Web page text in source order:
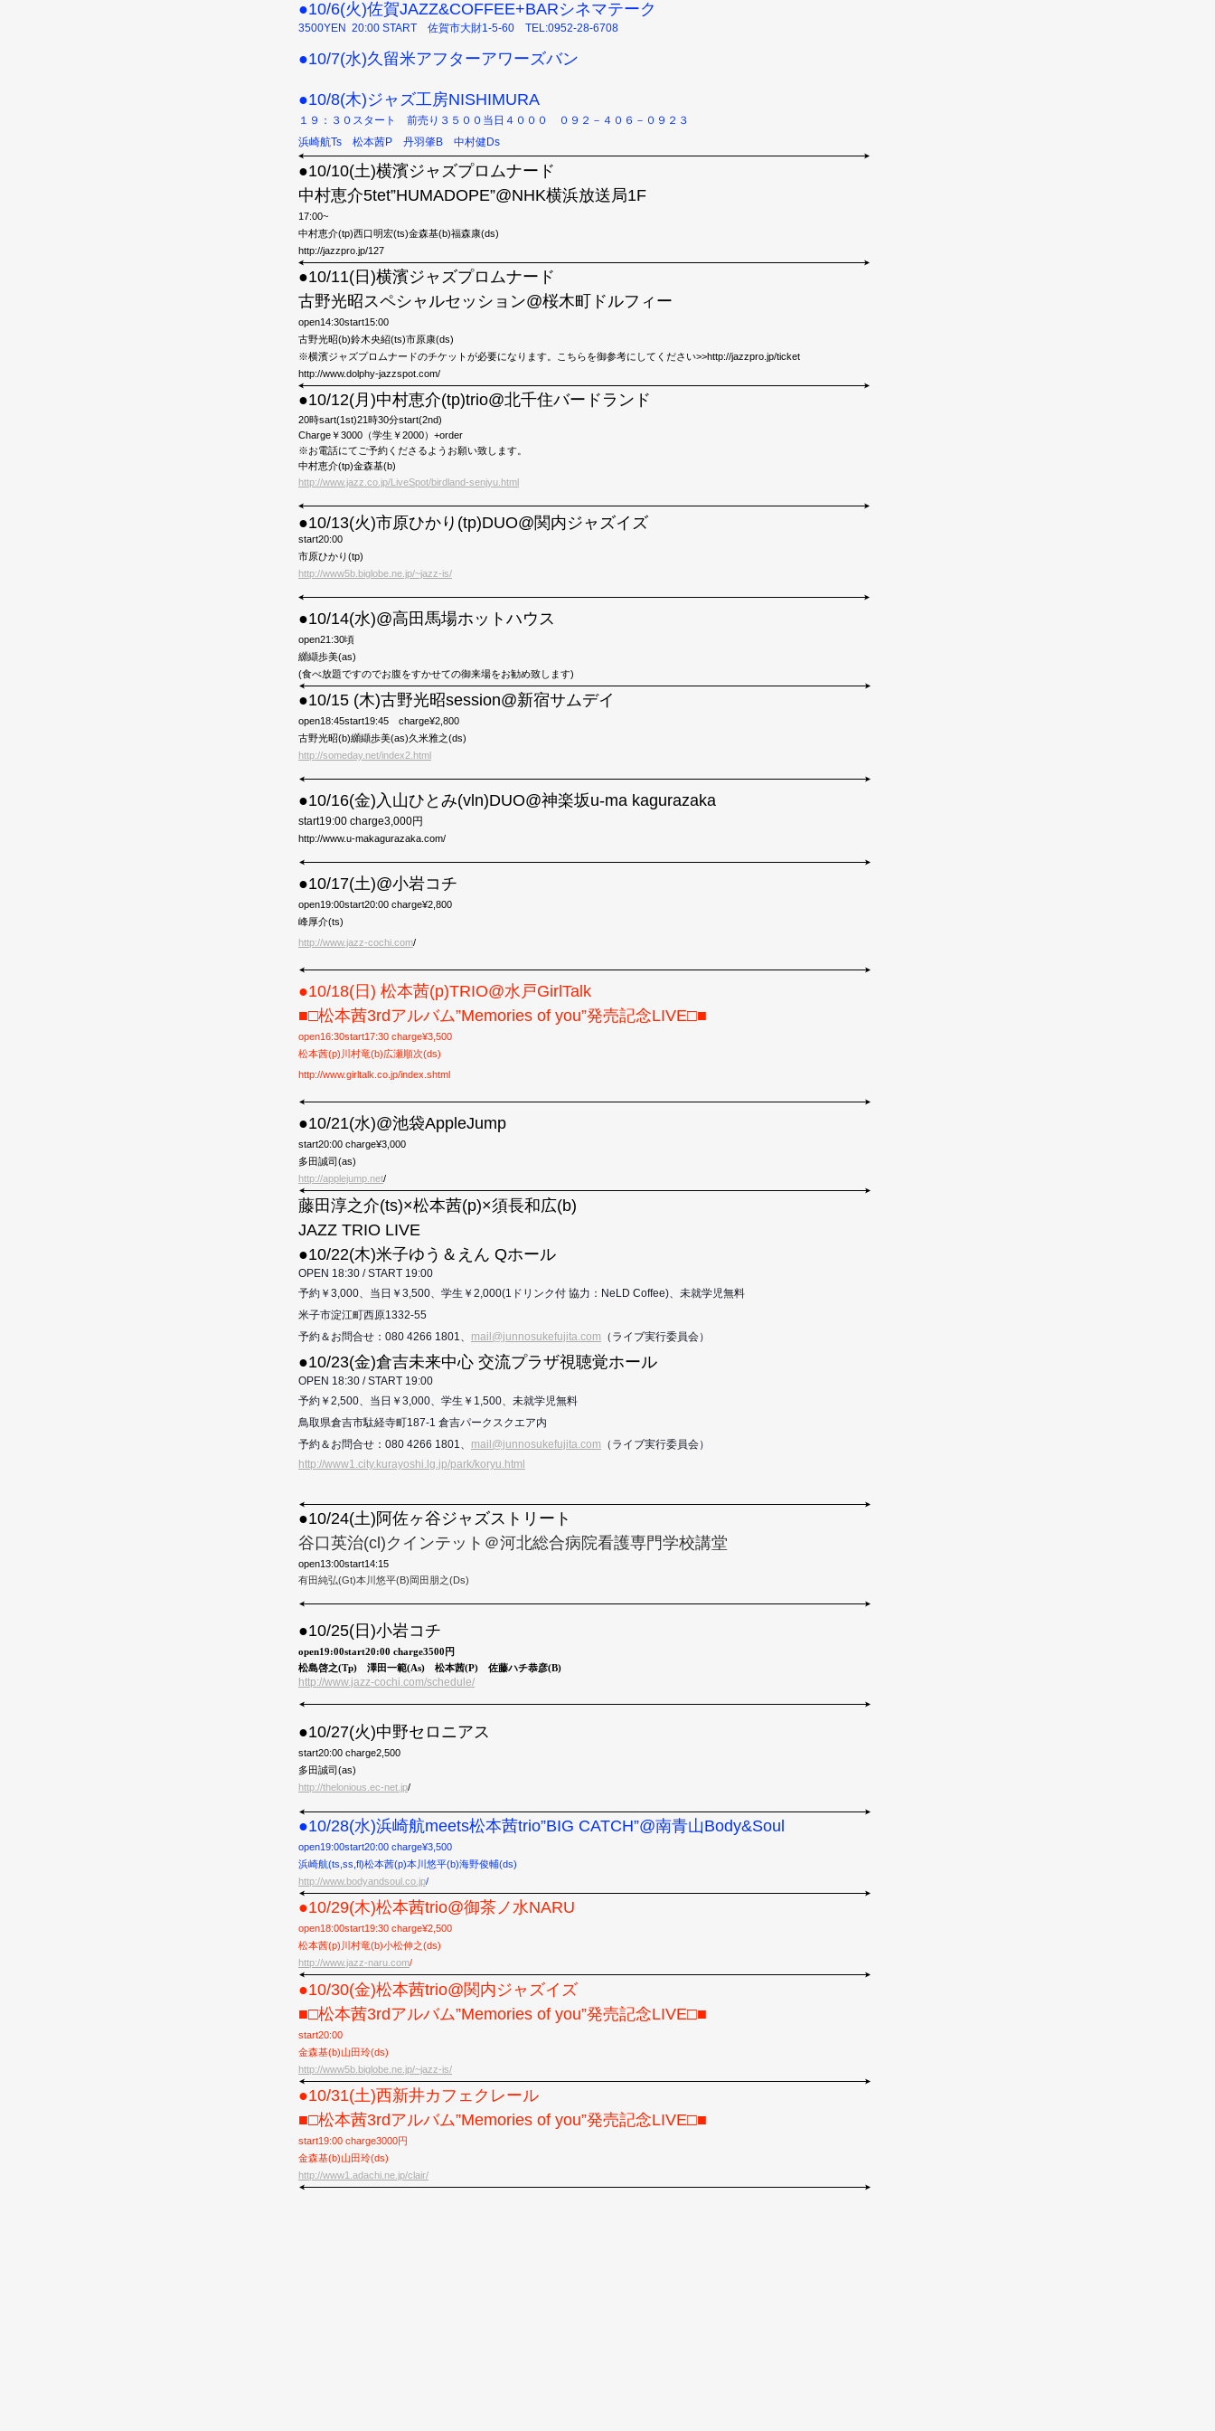
●10/6(火)佐賀JAZZ&COFFEE+BARシネマテーク
3500YEN 20:00 START 佐賀市大財1-5-60 TEL:0952-28-6708
●10/7(水)久留米アフターアワーズバン
●10/8(木)ジャズ工房NISHIMURA
１９：３０スタート 前売り３５００当日４０００ ０９２－４０６－０９２３
浜崎航Ts 松本茜P 丹羽肇B 中村健Ds
●10/10(土)横濱ジャズプロムナード
中村恵介5tet”HUMADOPE”@NHK横浜放送局1F
17:00~
中村恵介(tp)西口明宏(ts)金森基(b)福森康(ds)
http://jazzpro.jp/127
●10/11(日)横濱ジャズプロムナード
古野光昭スペシャルセッション@桜木町ドルフィー
open14:30start15:00
古野光昭(b)鈴木央紹(ts)市原康(ds)
※横濱ジャズプロムナードのチケットが必要になります。こちらを御参考にしてください>>http://jazzpro.jp/ticket
http://www.dolphy-jazzspot.com/
●10/12(月)中村恵介(tp)trio@北千住バードランド
20時sart(1st)21時30分start(2nd)
Charge￥3000（学生￥2000）+order
※お電話にてご予約くださるようお願い致します。
中村恵介(tp)金森基(b)
http://www.jazz.co.jp/LiveSpot/birdland-senjyu.html
●10/13(火)市原ひかり(tp)DUO@関内ジャズイズ
start20:00
市原ひかり(tp)
http://www5b.biglobe.ne.jp/~jazz-is/
●10/14(水)@高田馬場ホットハウス
open21:30頃
纐纈歩美(as)
(食べ放題ですのでお腹をすかせての御来場をお勧め致します)
●10/15 (木)古野光昭session@新宿サムデイ
open18:45start19:45 charge¥2,800
古野光昭(b)纐纈歩美(as)久米雅之(ds)
http://someday.net/index2.html
●10/16(金)入山ひとみ(vln)DUO@神楽坂u-ma kagurazaka
start19:00 charge3,000円
http://www.u-makagurazaka.com/
●10/17(土)@小岩コチ
open19:00start20:00 charge¥2,800
峰厚介(ts)
http://www.jazz-cochi.com/
●10/18(日) 松本茜(p)TRIO@水戸GirlTalk
■□松本茜3rdアルバム”Memories of you”発売記念LIVE□■
open16:30start17:30 charge¥3,500
松本茜(p)川村竜(b)広瀬順次(ds)
http://www.girltalk.co.jp/index.shtml
●10/21(水)@池袋AppleJump
start20:00 charge¥3,000
多田誠司(as)
http://applejump.net/
藤田淳之介(ts)×松本茜(p)×須長和広(b)
JAZZ TRIO LIVE
●10/22(木)米子ゆう＆えん Qホール
OPEN 18:30 / START 19:00
予約￥ 3,000、当日￥3,500、学生￥2,000(1ドリンク付 協力：NeLD Coffee)、未就学児無料
米子市淀江町西原1332-55
予約＆お問合せ： 080 4266 1801、 mail@junnosukefujita.com （ライブ実行委員会）
●10/23(金)倉吉未来中心 交流プラザ視聴覚ホール
OPEN 18:30 / START 19:00
予約￥ 2,500、当日￥3,000、学生￥1,500、未就学児無料
鳥取県倉吉市駄経寺町187-1 倉吉パークスクエア内
予約＆お問合せ： 080 4266 1801、 mail@junnosukefujita.com （ライブ実行委員会）
http://www1.city.kurayoshi.lg.jp/park/koryu.html
●10/24(土)阿佐ヶ谷ジャズストリート
谷口英治(cl)クインテット＠河北総合病院看護専門学校講堂
open13:00start14:15
有田純弘(Gt)本川悠平(B)岡田朋之(Ds)
●10/25(日)小岩コチ
open19:00start20:00 charge3500円
松島啓之(Tp) 澤田一範(As) 松本茜(P) 佐藤ハチ恭彦(B)
http://www.jazz-cochi.com/schedule/
●10/27(火)中野セロニアス
start20:00 charge2,500
多田誠司(as)
http://thelonious.ec-net.jp/
●10/28(水)浜崎航meets松本茜trio”BIG CATCH”@南青山Body&Soul
open19:00start20:00 charge¥3,500
浜崎航(ts,ss,fl)松本茜(p)本川悠平(b)海野俊輔(ds)
http://www.bodyandsoul.co.jp/
●10/29(木)松本茜trio@御茶ノ水NARU
open18:00start19:30 charge¥2,500
松本茜(p)川村竜(b)小松伸之(ds)
http://www.jazz-naru.com/
●10/30(金)松本茜trio@関内ジャズイズ
■□松本茜3rdアルバム”Memories of you”発売記念LIVE□■
start20:00
金森基(b)山田玲(ds)
http://www5b.biglobe.ne.jp/~jazz-is/
●10/31(土)西新井カフェクレール
■□松本茜3rdアルバム”Memories of you”発売記念LIVE□■
start19:00 charge3000円
金森基(b)山田玲(ds)
http://www1.adachi.ne.jp/clair/